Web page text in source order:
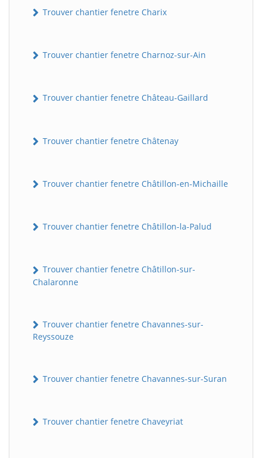
Trouver chantier fenetre Charix
Trouver chantier fenetre Charnoz-sur-Ain
Trouver chantier fenetre Château-Gaillard
Trouver chantier fenetre Châtenay
Trouver chantier fenetre Châtillon-en-Michaille
Trouver chantier fenetre Châtillon-la-Palud
Trouver chantier fenetre Châtillon-sur-
Chalaronne
Trouver chantier fenetre Chavannes-sur-
Reyssouze
Trouver chantier fenetre Chavannes-sur-Suran
Trouver chantier fenetre Chaveyriat